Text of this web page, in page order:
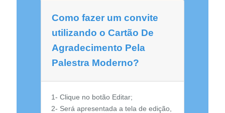
Como fazer um convite
utilizando o Cartão De
Agradecimento Pela
Palestra Moderno?
1- Clique no botão Editar;
2- Será apresentada a tela de edição,